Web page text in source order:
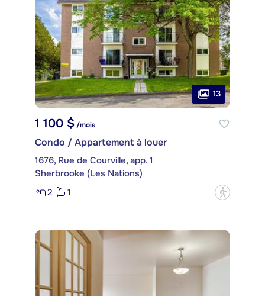
13
1 100 $ /mois
Condo / Appartement à louer
1676, Rue de Courville, app. 1
Sherbrooke (Les Nations)
2
1 ?